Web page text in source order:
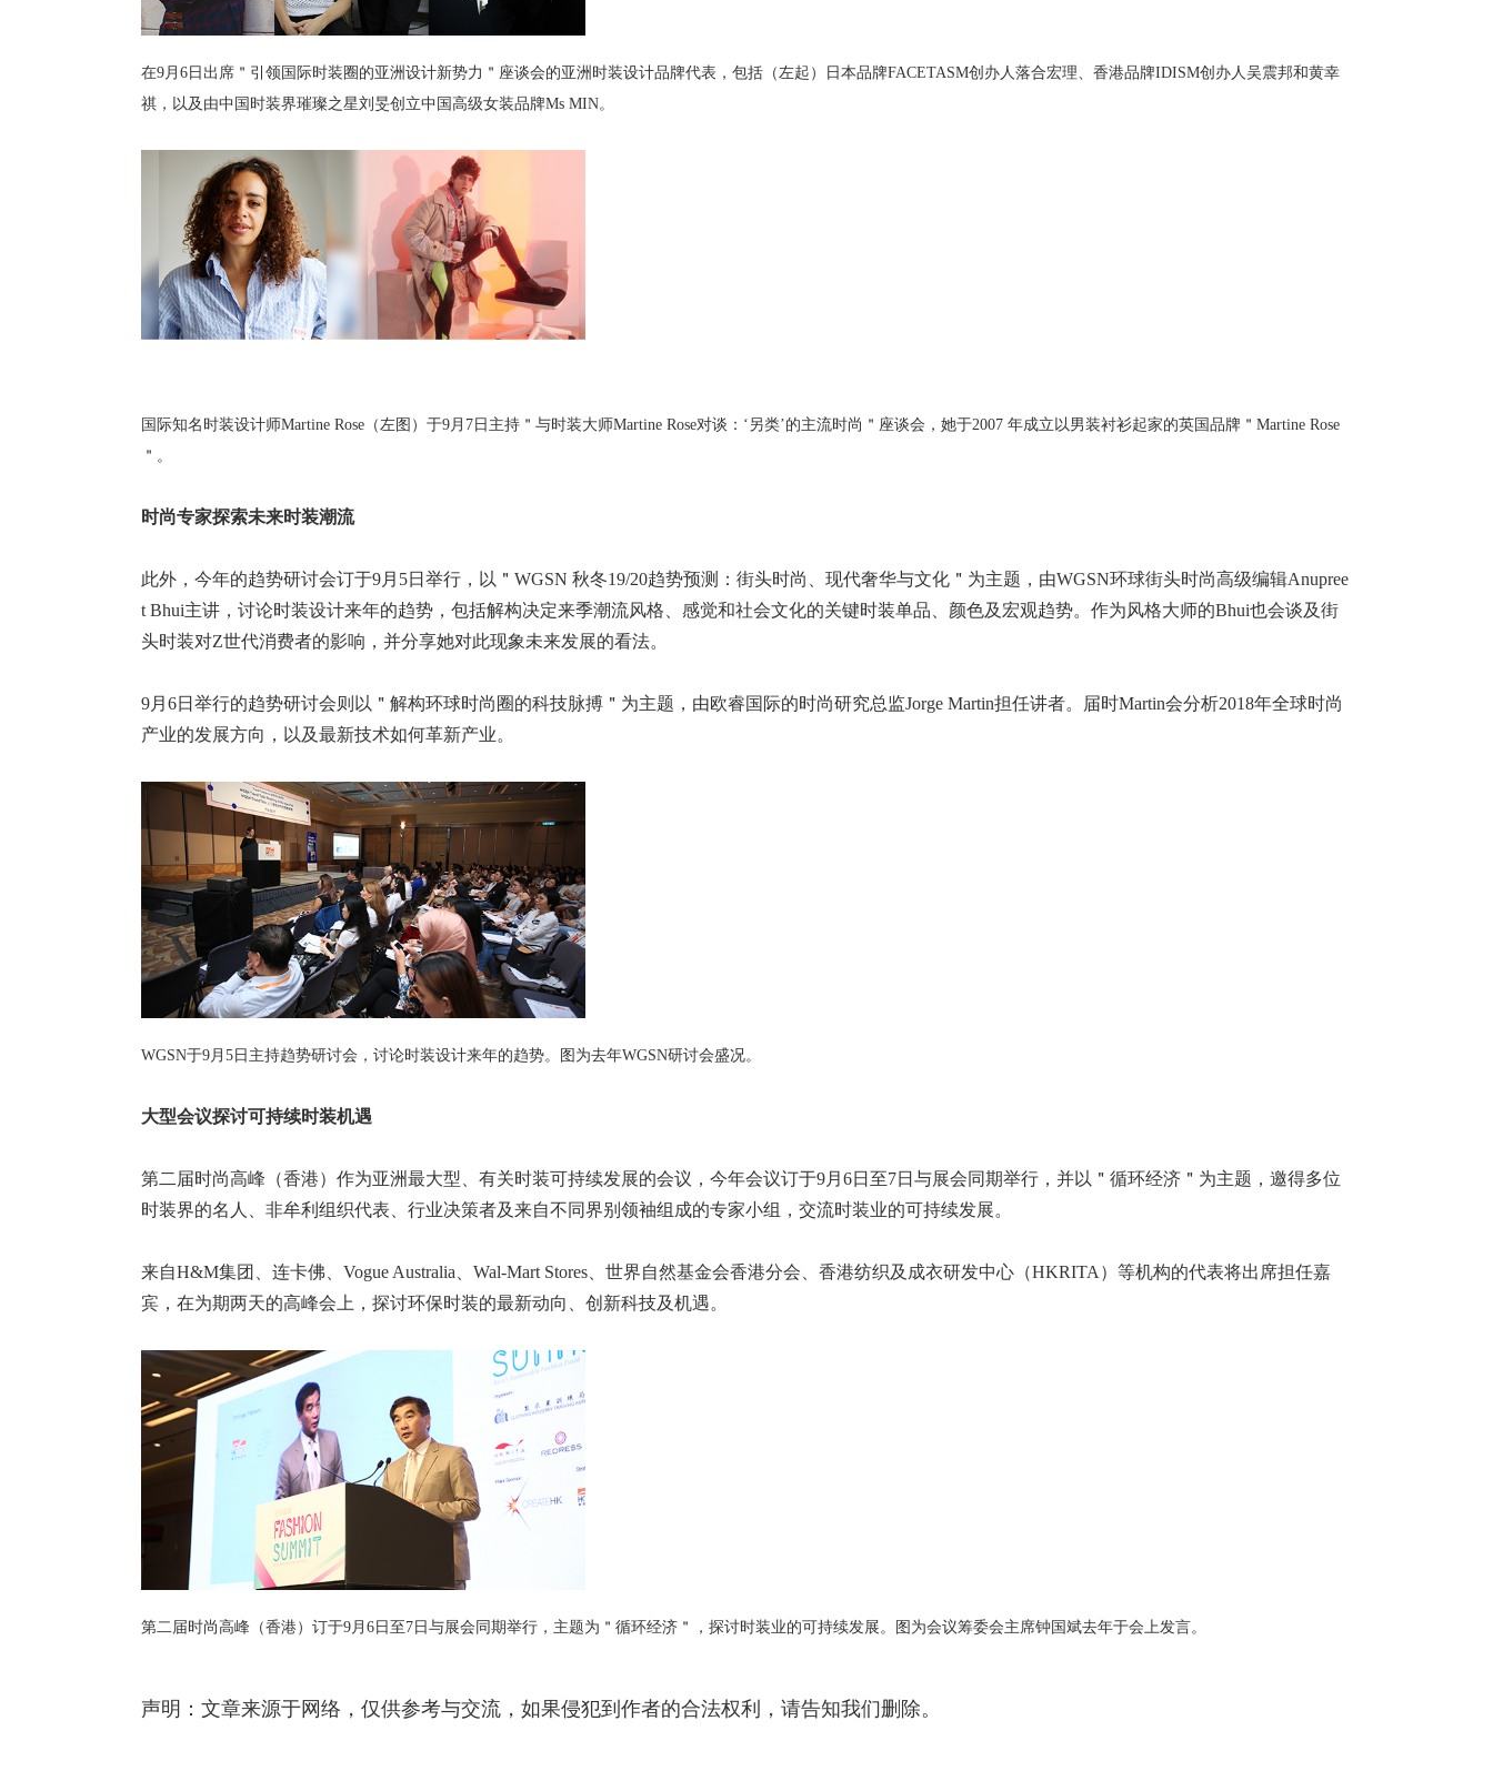
在9月6日出席＂引领国际时装圈的亚洲设计新势力＂座谈会的亚洲时装设计品牌代表，包括（左起）日本品牌FACETASM创办人落合宏理、香港品牌IDISM创办人吴震邦和黄幸
祺，以及由中国时装界璀璨之星刘旻创立中国高级女装品牌Ms MIN。
国际知名时装设计师Martine Rose（左图）于9月7日主持＂与时装大师Martine Rose对谈：‘另类’的主流时尚＂座谈会，她于2007 年成立以男装衬衫起家的英国品牌＂Martine Rose
＂。
时尚专家探索未来时装潮流
此外，今年的趋势研讨会订于9月5日举行，以＂WGSN 秋冬19/20趋势预测：街头时尚、现代奢华与文化＂为主题，由WGSN环球街头时尚高级编辑Anupree
t Bhui主讲，讨论时装设计来年的趋势，包括解构决定来季潮流风格、感觉和社会文化的关键时装单品、颜色及宏观趋势。作为风格大师的Bhui也会谈及街
头时装对Z世代消费者的影响，并分享她对此现象未来发展的看法。
9月6日举行的趋势研讨会则以＂解构环球时尚圈的科技脉搏＂为主题，由欧睿国际的时尚研究总监Jorge Martin担任讲者。届时Martin会分析2018年全球时尚
产业的发展方向，以及最新技术如何革新产业。
WGSN于9月5日主持趋势研讨会，讨论时装设计来年的趋势。图为去年WGSN研讨会盛况。
大型会议探讨可持续时装机遇
第二届时尚高峰（香港）作为亚洲最大型、有关时装可持续发展的会议，今年会议订于9月6日至7日与展会同期举行，并以＂循环经济＂为主题，邀得多位
时装界的名人、非牟利组织代表、行业决策者及来自不同界别领袖组成的专家小组，交流时装业的可持续发展。
来自H&M集团、连卡佛、Vogue Australia、Wal-Mart Stores、世界自然基金会香港分会、香港纺织及成衣研发中心（HKRITA）等机构的代表将出席担任嘉
宾，在为期两天的高峰会上，探讨环保时装的最新动向、创新科技及机遇。
第二届时尚高峰（香港）订于9月6日至7日与展会同期举行，主题为＂循环经济＂，探讨时装业的可持续发展。图为会议筹委会主席钟国斌去年于会上发言。
声明：文章来源于网络，仅供参考与交流，如果侵犯到作者的合法权利，请告知我们删除。